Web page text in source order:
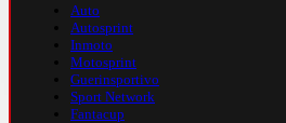
Auto
Autosprint
Inmoto
Motosprint
Guerinsportivo
Sport Network
Fantacup